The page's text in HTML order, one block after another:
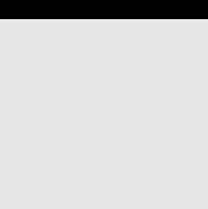
Download
Next
Previous